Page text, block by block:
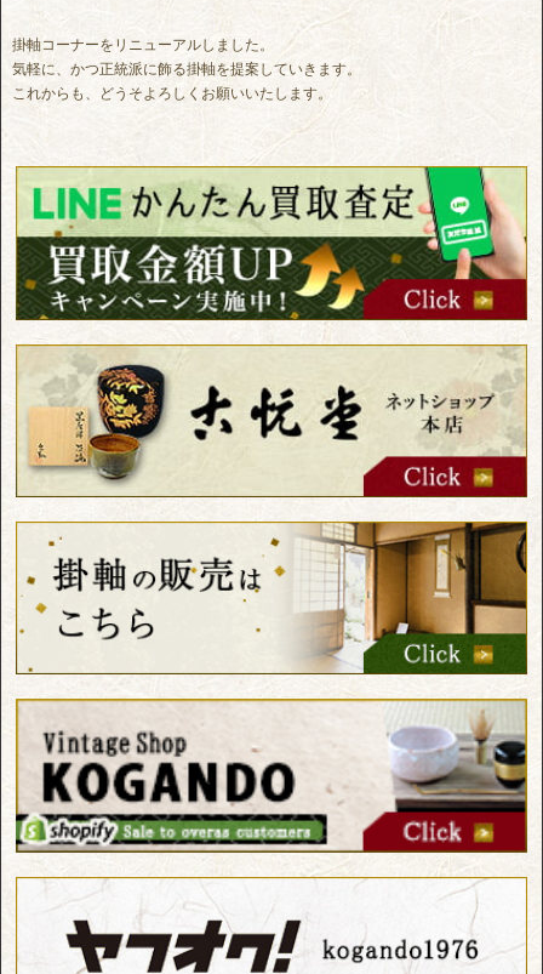
掛軸コーナーをリニューアルしました。
気軽に、かつ正統派に飾る掛軸を提案していきます。
これからも、どうそよろしくお願いいたします。